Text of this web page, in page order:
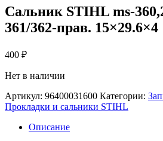
Сальник STIHL ms-
361/362-прав. 15×29.6×4
400 ₽
Нет в наличии
Артикул: 96400031600 Категории:
Прокладки и сальники STIHL
Описание